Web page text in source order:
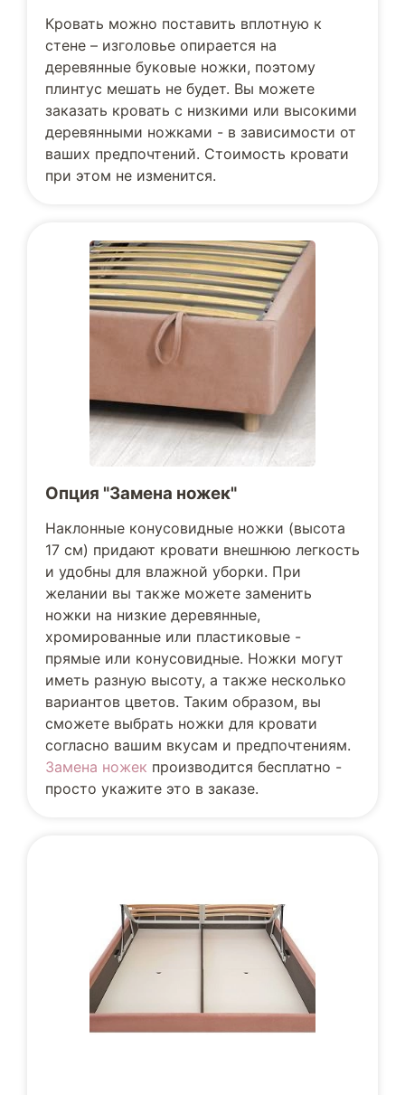
Кровать можно поставить вплотную к
стене – изголовье опирается на
деревянные буковые ножки, поэтому
плинтус мешать не будет. Вы можете
заказать кровать с низкими или высокими
деревянными ножками - в зависимости от
ваших предпочтений. Стоимость кровати
при этом не изменится.
Опция "Замена ножек"
Наклонные конусовидные ножки (высота
17 см) придают кровати внешнюю легкость
и удобны для влажной уборки. При
желании вы также можете заменить
ножки на низкие деревянные,
хромированные или пластиковые -
прямые или конусовидные. Ножки могут
иметь разную высоту, а также несколько
вариантов цветов. Таким образом, вы
сможете выбрать ножки для кровати
согласно вашим вкусам и предпочтениям.
Замена ножек производится бесплатно -
просто укажите это в заказе.